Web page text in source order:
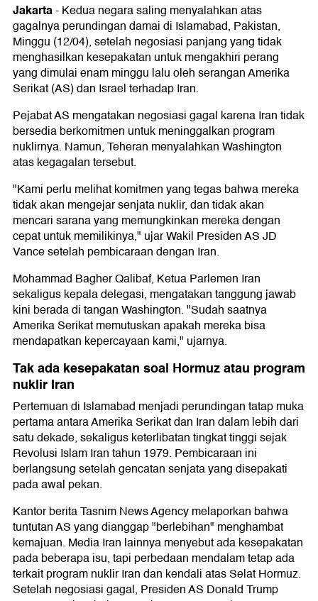
Jakarta-Kedua negara saling menyalahkan atas
gagalnya perundingan damai di Islamabad, Pakistan,
Minggu (12/04), setelah negosiasi panjang yang tidak
menghasilkan kesepakatan untuk mengakhiri perang
yang dimulai enam minggu lalu oleh serangan Amerika
Serikat (AS) dan Israel terhadap Iran.
Pejabat AS mengatakan negosiasi gagal karena Iran tidak
bersedia berkomitmen untuk meninggalkan program
nuklirnya. Namun, Teheran menyalahkan Washington
atas kegagalan tersebut.
"Kami perlu melihat komitmen yang tegas bahwa mereka
tidak akan mengejar senjata nuklir, dan tidak akan
mencari sarana yang memungkinkan mereka dengan
cepat untuk memilikinya," ujar Wakil Presiden AS JD
Vance setelah pembicaraan dengan Iran.
Mohammad Bagher Qalibaf, Ketua Parlemen Iran
sekaligus kepala delegasi, mengatakan tanggung jawab
kini berada di tangan Washington. "Sudah saatnya
Amerika Serikat memutuskan apakah mereka bisa
mendapatkan kepercayaan kami," ujarnya.
Tak ada kesepakatan soal Hormuz atau program
nuklir Iran
Pertemuan di Islamabad menjadi perundingan tatap muka
pertama antara Amerika Serikat dan Iran dalam lebih dari
satu dekade, sekaligus keterlibatan tingkat tinggi sejak
Revolusi Islam Iran tahun 1979. Pembicaraan ini
berlangsung setelah gencatan senjata yang disepakati
pada awal pekan.
Kantor berita Tasnim News Agency melaporkan bahwa
tuntutan AS yang dianggap "berlebihan" menghambat
kemajuan. Media Iran lainnya menyebut ada kesepakatan
pada beberapa isu, tapi perbedaan mendalam tetap ada
terkait program nuklir Iran dan kendali atas Selat Hormuz.
Setelah negosiasi gagal, Presiden AS Donald Trump